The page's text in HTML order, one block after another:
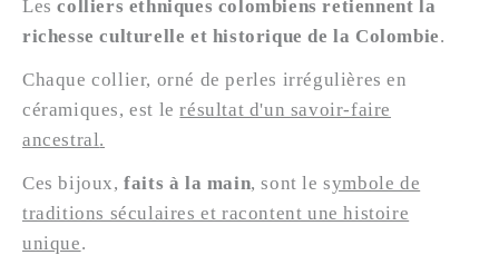
Lescolliers ethniques colombiens retiennent la
richesse culturelle et historique de la Colombie.
Chaque collier, orné de perles irrégulières en
céramiques, est lerésultat d'un savoir-faire
ancestral.
Ces bijoux,faits à la main, sont le symbole de
traditions séculaires et racontent une histoire
unique.